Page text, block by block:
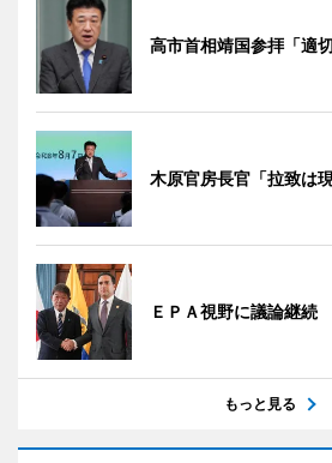
高市首相靖国参拝「適
木原官房長官「拉致は
ＥＰＡ視野に議論継続
もっと見る